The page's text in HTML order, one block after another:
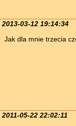
2013-03-12 19:14:34
Jak dla mnie trzecia
2011-05-22 22:02:11